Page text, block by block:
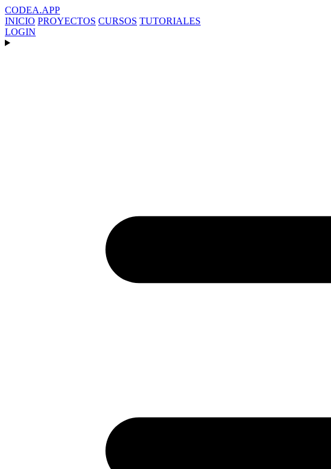
CODEA.APP
INICIO PROYECTOS CURSOS TUTORIALES
LOGIN